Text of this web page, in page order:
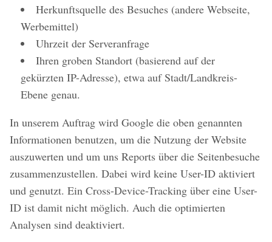
Herkunftsquelle des Besuches (andere Webseite,
Werbemittel)
Uhrzeit der Serveranfrage
Ihren groben Standort (basierend auf der
gekürzten IP-Adresse), etwa auf Stadt/Landkreis-
Ebene genau.
In unserem Auftrag wird Google die oben genannten
Informationen benutzen, um die Nutzung der Website
auszuwerten und um uns Reports über die Seitenbesuche
zusammenzustellen. Dabei wird keine User-ID aktiviert
und genutzt. Ein Cross-Device-Tracking über eine User-
ID ist damit nicht möglich. Auch die optimierten
Analysen sind deaktiviert.